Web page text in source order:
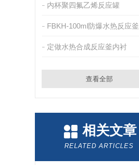
内杯聚四氟乙烯反应罐
FBKH-100ml防爆水热反应釜
定做水热合成反应釜内衬
查看全部
相关文章
RELATED ARTICLES